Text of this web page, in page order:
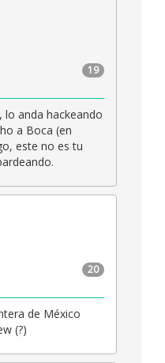
19
lo anda hackeando
a Boca (en
este no es tu
20
de México
(?)